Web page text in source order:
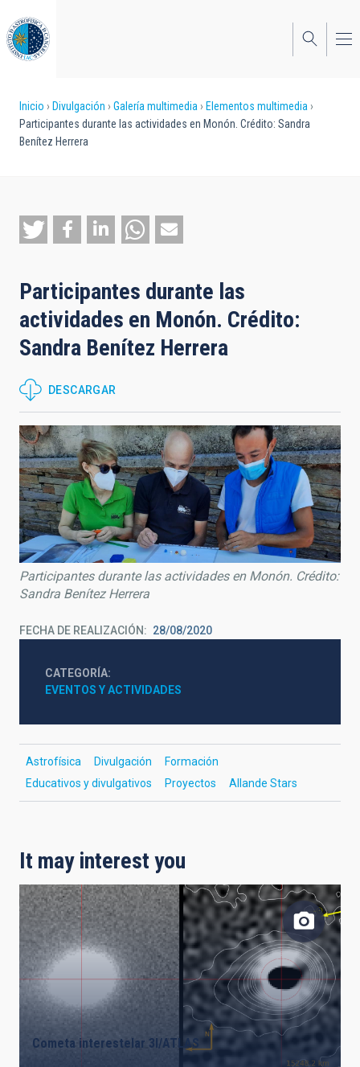
al
contenido
principal
Sobrescribir
enlaces
a
la
navegación
Inicio Divulgación Galería multimedia
Elementos multimedia
Participantes durante las actividades en Monón. Crédito: Sandra
Benítez Herrera
Participantes durante las
actividades en Monón. Crédito:
Sandra Benítez Herrera
DESCARGAR
Participantes durante las actividades en Monón. Crédito:
Sandra Benítez Herrera
FECHA DE REALIZACIÓN 28/08/2020
CATEGORÍA
EVENTOS Y ACTIVIDADES
Astrofísica Divulgación
Formación
Educativos y divulgativos
Proyectos Allande Stars
It may interest you
Cometa interestelar 3I/ATLAS